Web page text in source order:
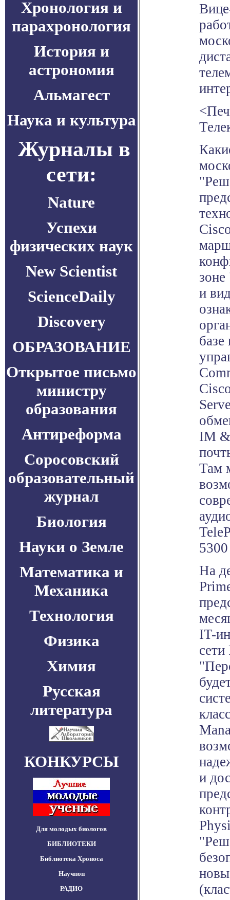
Хронология и
парахронология
История и
астрономия
Альмагест
Наука и культура
Журналы в
сети:
Nature
Успехи
физических наук
New Scientist
ScienceDaily
Discovery
ОБРАЗОВАНИЕ
Открытое письмо
министру
образования
Антиреформа
Соросовский
образовательный
журнал
Биология
Науки о Земле
Математика и
Механика
Технология
Физика
Химия
Русская
литература
КОНКУРСЫ
Для молодых биологов
БИБЛИОТЕКИ
Библиотека Хроноса
Научпоп
РАДИО
и
базе
IM &
Там
На
IT-
и